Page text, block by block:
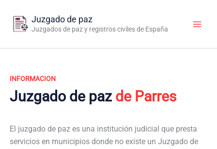
contenido
Juzgado de paz
Juzgados de paz y registros civiles de España
INFORMACION
Juzgado de paz de Parres
El juzgado de paz es una institución judicial que presta
servicios en municipios donde no existe un Juzgado de